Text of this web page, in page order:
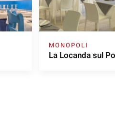
MONOPOLI
La Locanda sul